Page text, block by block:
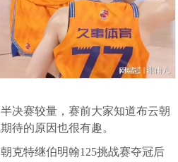
决赛较量，赛前大家知道布云朝
待的原因也很有趣。
克特继伯明翰125挑战赛夺冠后